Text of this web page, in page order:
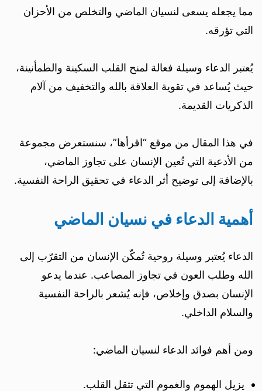
مما يجعله يسعى لنسيان الماضي والتخلص من الأحزان
التي تؤرقه.
يُعتبر الدعاء وسيلة فعالة لمنح القلب السكينة والطمأنينة،
حيث يُساعد في تقوية العلاقة بالله والتخفيف من آلام
الذكريات القديمة.
في هذا المقال من موقع “اقرأها”، سنستعرض مجموعة
من الأدعية التي تُعين الإنسان على تجاوز الماضي،
بالإضافة إلى توضيح أثر الدعاء في تحقيق الراحة النفسية.
أهمية الدعاء في نسيان الماضي
الدعاء يُعتبر وسيلة روحية تُمكّن الإنسان من التقرّب إلى
الله وطلب العون في تجاوز المصاعب. عندما يدعو
الإنسان بصدق وإخلاص، فإنه يُشعر بالراحة النفسية
والسلام الداخلي.
ومن أهم فوائد الدعاء لنسيان الماضي:
يزيل الهموم والغموم التي تثقل القلب.